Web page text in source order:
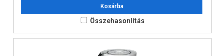
Kosárba
Összehasonlítás